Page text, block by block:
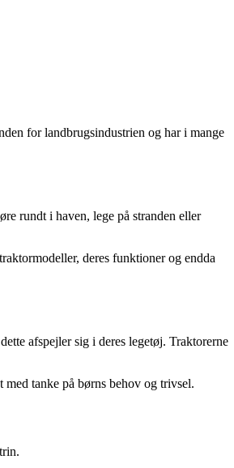
for landbrugsindustrien og har i mange
rundt i haven, lege på stranden eller
deres funktioner og endda
afspejler sig i deres legetøj. Traktorerne
tanke på børns behov og trivsel.